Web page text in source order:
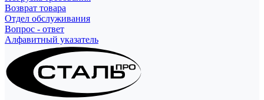
Возврат товара
Отдел обслуживания
Вопрос - ответ
Алфавитный указатель